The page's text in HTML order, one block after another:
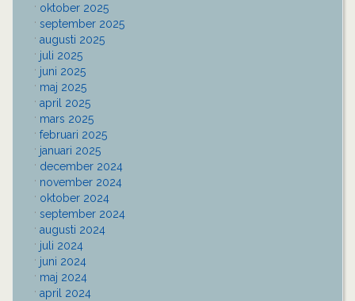
oktober 2025
september 2025
augusti 2025
juli 2025
juni 2025
maj 2025
april 2025
mars 2025
februari 2025
januari 2025
december 2024
november 2024
oktober 2024
september 2024
augusti 2024
juli 2024
juni 2024
maj 2024
april 2024